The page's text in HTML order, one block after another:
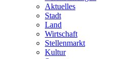
Aktuelles
Stadt
Land
Wirtschaft
Stellenmarkt
Kultur